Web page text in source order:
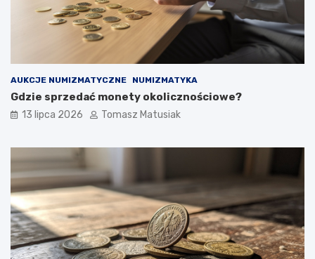
AUKCJE NUMIZMATYCZNE NUMIZMATYKA
Gdzie sprzedać monety okolicznościowe?
13 lipca 2026 Tomasz Matusiak